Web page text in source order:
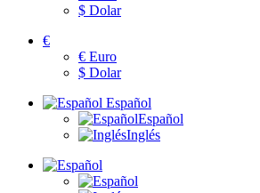
$ Dolar
€
€ Euro
$ Dolar
Español
Español
Inglés